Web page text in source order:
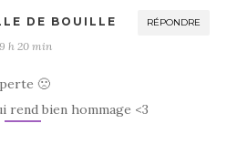
DE BOUILLE RÉPONDRE
h 20 min
🙁
rend bien hommage <3